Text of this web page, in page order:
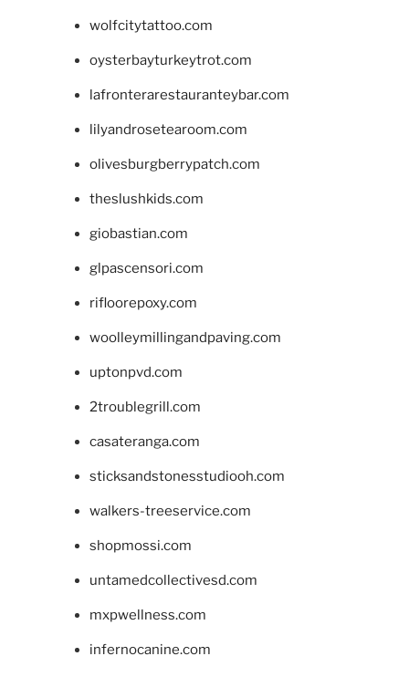
wolfcitytattoo.com
oysterbayturkeytrot.com
lafronterarestauranteybar.com
lilyandrosetearoom.com
olivesburgberrypatch.com
theslushkids.com
giobastian.com
glpascensori.com
rifloorepoxy.com
woolleymillingandpaving.com
uptonpvd.com
2troublegrill.com
casateranga.com
sticksandstonesstudiooh.com
walkers-treeservice.com
shopmossi.com
untamedcollectivesd.com
mxpwellness.com
infernocanine.com